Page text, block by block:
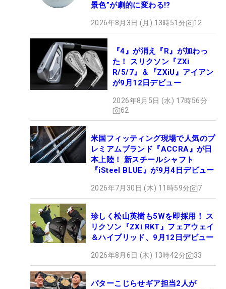
景色”が劇的に変わる!?
2026年8月3日 (月) 13時51分 12
『4』が消え『R』が加わっ
た！ スリクソン『ZXi
R/5/7』＆『ZXiU』アイアン
が9月12日デビュー
2026年8月5日 (水) 17時56分
62
米国フィッティング現場で人気のプ
レミアムブランド『ACCRA』が日
本上陸！ 新スチールシャフト
『iSteel BLUE』が9月4日デビュー
2026年7月30日 (木) 11時59分 7
珍しく松山英樹も5Wを即採用！ ス
リクソン『ZXi RKT』フェアウェイ
＆ハイブリッド、9月12日デビュー
2026年8月6日 (木) 13時42分 33
パターこじらせギア担当2人が